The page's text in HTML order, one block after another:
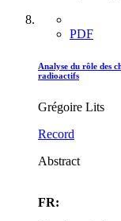
PDF
Analyse du rôle des
radioactifs
Grégoire Lits
Record
Abstract
FR: